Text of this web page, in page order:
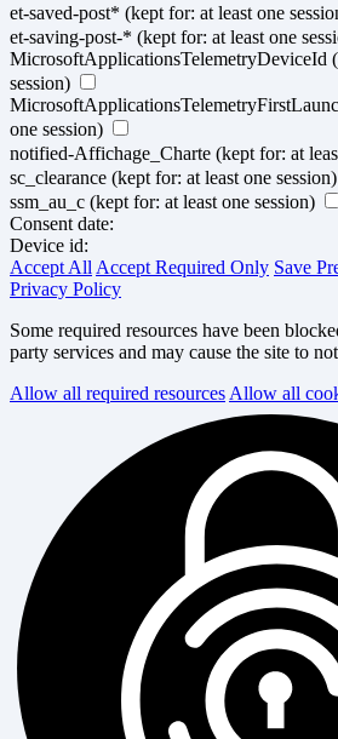
et-saved-post* (kept for: at least one
et-saving-post-* (kept for: at least one
MicrosoftApplicationsTelemetryDeviceId
session)
one session)
notified-Affichage_Charte (kept for: at
sc_clearance (kept for: at least one session)
ssm_au_c (kept for: at least one session)
Consent date:
Device id:
Accept All Accept Required Only Save
Privacy Policy
Some required resources have been
party services and may cause the site to
Allow all required resources Allow all